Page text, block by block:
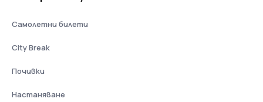
Самолетни билети
City Break
Почивки
Настаняване